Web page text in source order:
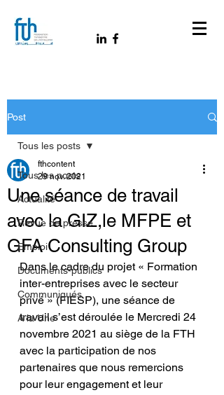
Post
Tous les posts
Actualité
Revue de presse
Emploi
Documents-publics
Communiqués
A la Une
Tous les posts
Une séance de travail
avec la GIZ,le MFPE et
GFA Consulting Group
fthcontent
29 nov. 2021
Dans le cadre du projet « Formation
inter-entreprises avec le secteur
privé » (FIESP), une séance de
travail s’est déroulée le Mercredi 24
novembre 2021 au siège de la FTH
avec la participation de nos
partenaires que nous remercions
pour leur engagement et leur